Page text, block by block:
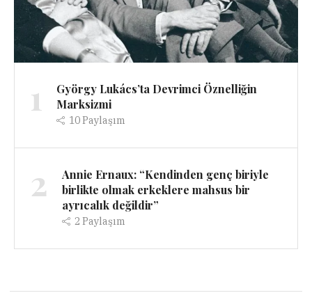
1
György Lukács’ta Devrimci Öznelliğin
Marksizmi
10Paylaşım
2
Annie Ernaux: “Kendinden genç biriyle
birlikte olmak erkeklere mahsus bir
ayrıcalık değildir”
2 Paylaşım